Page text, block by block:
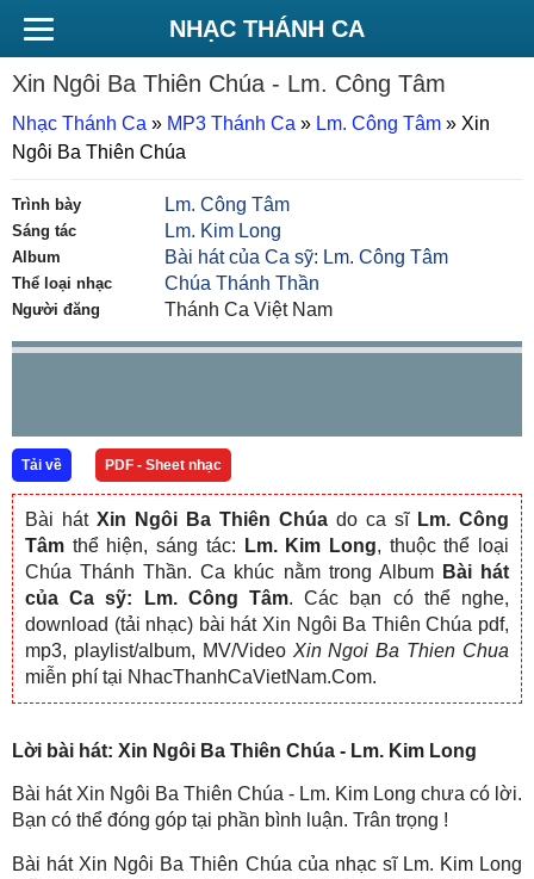
NHẠC THÁNH CA
Xin Ngôi Ba Thiên Chúa - Lm. Công Tâm
Nhạc Thánh Ca » MP3 Thánh Ca » Lm. Công Tâm » Xin
Ngôi Ba Thiên Chúa
Trình bày Lm. Công Tâm
Sáng tác Lm. Kim Long
Album Bài hát của Ca sỹ: Lm. Công Tâm
Thể loại nhạc Chúa Thánh Thần
Người đăng Thánh Ca Việt Nam
Tải về PDF - Sheet nhạc
Bài hát Xin Ngôi Ba Thiên Chúa do ca sĩ Lm. Công
Tâm thể hiện, sáng tác: Lm. Kim Long, thuộc thể loại
Chúa Thánh Thần. Ca khúc nằm trong Album Bài hát
của Ca sỹ: Lm. Công Tâm. Các bạn có thể nghe,
download (tải nhạc) bài hát Xin Ngôi Ba Thiên Chúa pdf,
mp3, playlist/album, MV/Video Xin Ngoi Ba Thien Chua
miễn phí tại NhacThanhCaVietNam.Com.
Lời bài hát: Xin Ngôi Ba Thiên Chúa - Lm. Kim Long
Bài hát Xin Ngôi Ba Thiên Chúa - Lm. Kim Long chưa có lời.
Bạn có thể đóng góp tại phần bình luận. Trân trọng !
Bài hát Xin Ngôi Ba Thiên Chúa của nhạc sĩ Lm. Kim Long